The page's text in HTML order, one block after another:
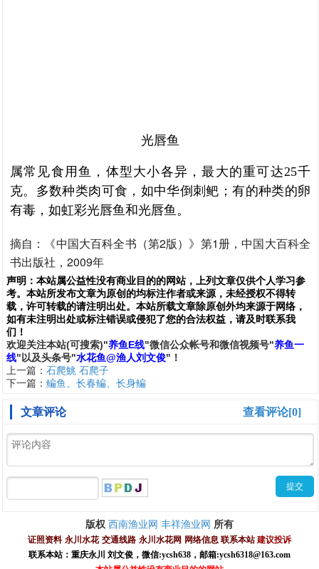
光唇鱼
属常见食用鱼，体型大小各异，最大的重可达25千
克。多数种类肉可食，如中华倒刺鲃；有的种类的卵
有毒，如虹彩光唇鱼和光唇鱼。
摘自：《中国大百科全书（第2版）》第1册，中国大百科全
书出版社，2009年
声明： 本站属公益性没有商业目的的网站，上列文章仅供个人学习参
考。本站所发布文章为原创的均标注作者或来源，未经授权不得转
载，许可转载的请注明出处。本站所载文章除原创外均来源于网络，
如有未注明出处或标注错误或侵犯了您的合法权益，请及时联系我
们 ！
欢迎关注本站(可搜索)"养鱼E线"微信公众帐号和微信视频号"养鱼一
线" 以及头条号"水花鱼@渔人刘文俊"！
上一篇： 石爬鮡 石爬子
下一篇： 鳊鱼、长春鳊、长身鳊
查看评论[0]
文章评论
版权 西南渔业网 丰祥渔业网 所有
证照资料 永川水花 交通线路 永川水花网 网络信息 联系本站 建议投诉
联系本站：重庆永川 刘文俊， 微信:ycsh638 ， 邮箱:ycsh6318@163.com